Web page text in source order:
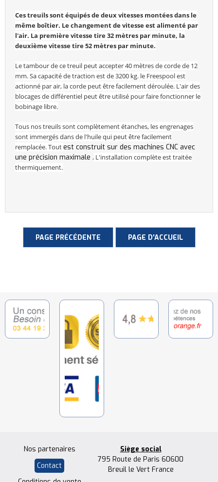
Ces treuils sont équipés de deux vitesses montées dans le
même boîtier. Le changement de vitesse est alimenté par
l'air. La première vitesse tire 32 mètres par minute, la
deuxième vitesse tire 52 mètres par minute.
Le tambour de ce treuil peut accepter 40 mètres de corde de 12
mm. Sacapacité de traction est de 3200 kg. le Freespool est
actionné par air, la corde peut être facilement déroulée. L'air des
blocages de différentiel peut être utilisé pour faire fonctionner le
bobinage libre.
Tous nos treuils sont complètement étanches, les engrenages
sont immergés dans de l'huile qui peut être facilement
remplacée.Toutest construit sur des machines CNC avec
une précision maximale . L'installation complète est traitée
thermiquement.
Nos partenaires
Contact
Siège social
795 Route de Paris 60600
Breuil le Vert France